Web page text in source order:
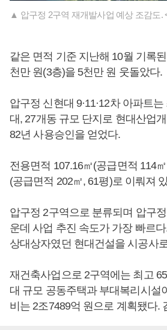
▲ 압구정 2구역 재개발사업 예상 조감도.
같은 면적 기준 지난해 10월 기록
천만 원(3층)을 5천만 원 웃돌았다.
압구정 신현대 9·11·12차 아파트는
대, 27개동 규모 단지로 현대산업
82년 사용승인을 얻었다.
전용면적 107.16㎡(공급면적 114
(공급면적 202㎡, 61평)로 이뤄져
압구정 2구역으로 분류되며 압구
운데 사업 추진 속도가 가장 빠르
상대상자였던 현대건설을 시공사
재건축사업으로 2구역에는 최고 65
대 규모 공동주택과 부대복리시설
비는 2조7489억 원으로 계획됐다.